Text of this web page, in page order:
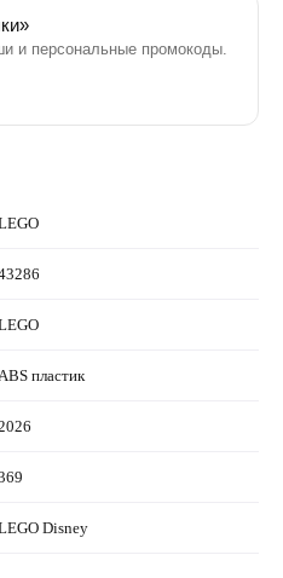
и персональные промокоды.
ABS пластик
Disney